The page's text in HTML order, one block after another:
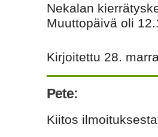
Nekalan
Muuttopäivä oli
Kirjoitettu 28.
Pete:
Kiitos